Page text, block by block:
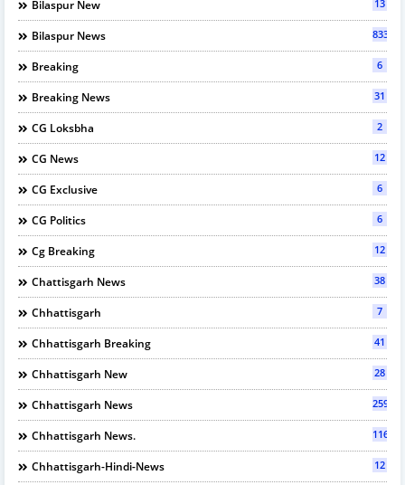
Bilaspur New 13
Bilaspur News 833
Breaking 6
Breaking News 31
CG Loksbha 2
CG News 12
CG Exclusive 6
CG Politics 6
Cg Breaking 12
Chattisgarh News 38
Chhattisgarh 7
Chhattisgarh Breaking 41
Chhattisgarh New 28
Chhattisgarh News 2595
Chhattisgarh News. 116
Chhattisgarh-Hindi-News 12